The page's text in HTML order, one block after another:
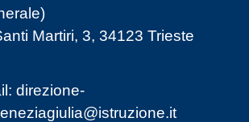
Martiri, 3, 34123 Trieste
direzione-